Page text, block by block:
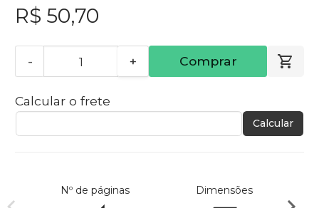
R$ 50,70
- + Comprar
Calcular o frete
Calcular
Nº de páginas Dimensões